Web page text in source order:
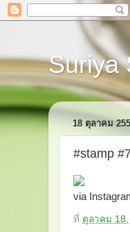
Suriya
18 ตุลาคม
#stamp
via
ที่ ตุลาคม 18,